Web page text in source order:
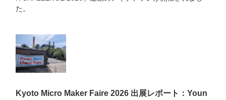
た。
Kyoto Micro Maker Faire 2026 出展レポート：Youn